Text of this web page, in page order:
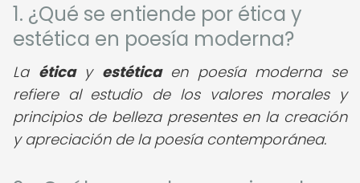
1. ¿Qué se entiende por ética y
estética en poesía moderna?
La éticay estéticaen poesía moderna se
refiere al estudio de los valores morales y
principios de belleza presentes en la creación
y apreciación de la poesía contemporánea.